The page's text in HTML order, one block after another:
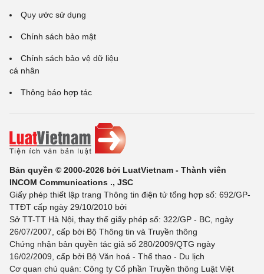
Quy ước sử dụng
Chính sách bảo mật
Chính sách bảo vệ dữ liệu
cá nhân
Thông báo hợp tác
Bản quyền © 2000-2026 bởi LuatVietnam - Thành viên
INCOM Communications ., JSC
Giấy phép thiết lập trang Thông tin điện tử tổng hợp số: 692/GP-
TTĐT cấp ngày 29/10/2010 bởi
Sở TT-TT Hà Nội, thay thế giấy phép số: 322/GP - BC, ngày
26/07/2007, cấp bởi Bộ Thông tin và Truyền thông
Chứng nhận bản quyền tác giả số 280/2009/QTG ngày
16/02/2009, cấp bởi Bộ Văn hoá - Thể thao - Du lịch
Cơ quan chủ quản: Công ty Cổ phần Truyền thông Luật Việt